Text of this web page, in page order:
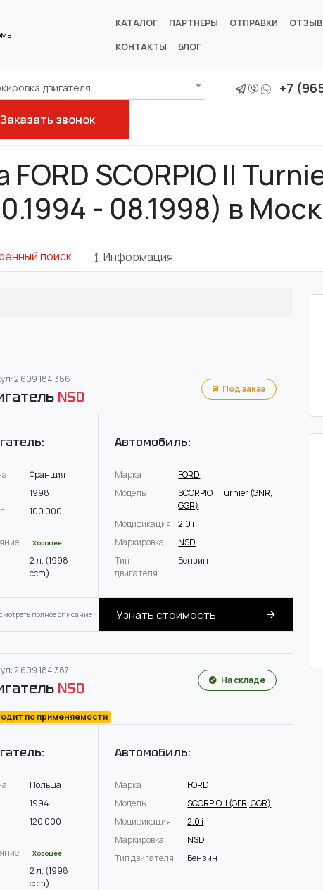
КАТАЛОГ ПАРТНЕРЫ ОТПРАВКИ
КОНТАКТЫ
БЛОГ
двигателя... +7
Заказать звонок
SCORPIO II
- 08.1998) в
поиск Информация
2 609 184 386
NSD Под заказ
Франция
1998
100 000
Хорошее
2 л. (1998
ccm)
Автомобиль:
Марка
FORD
Модель
SCORPIO II Turnier (GNR,
GGR)
Модификация
2.0 i
Маркировка
NSD
Тип
двигателя
Бензин
полное описание Узнать стоимость
2 609 184 387
NSD
по применяемости
На складе
Польша
1994
120 000
Хорошее
2 л. (1998
ccm)
Автомобиль:
Марка
FORD
Модель
SCORPIO II (GFR, GGR)
Модификация
2.0 i
Маркировка
NSD
Тип двигателя
Бензин